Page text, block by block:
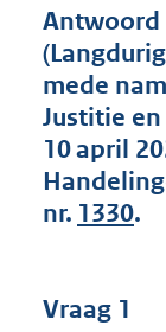
Antwoord
mede
Justitie
10 april
nr. 1330.
Vraag 1